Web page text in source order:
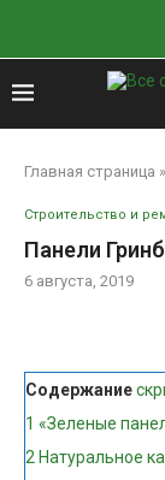
Главная страница »
Строительство и
Панели
6 августа, 2019
Содержание
1 «Зеленые
2 Натуральное